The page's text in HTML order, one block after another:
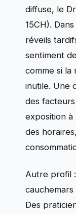
diffuse, le
15CH).
réveils
sentiment
comme si la
inutile. Une
des
exposition à
des
Autre profil
Des